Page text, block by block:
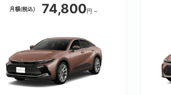
月額(税込) 74,800円～